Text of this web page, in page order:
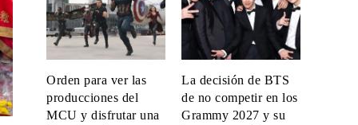
Orden para ver las
producciones del
MCU y disfrutar una
La decisión de BTS
de no competir en los
Grammy 2027 y su